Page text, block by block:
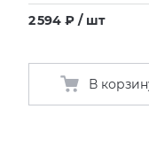
2 594 ₽ / шт
В